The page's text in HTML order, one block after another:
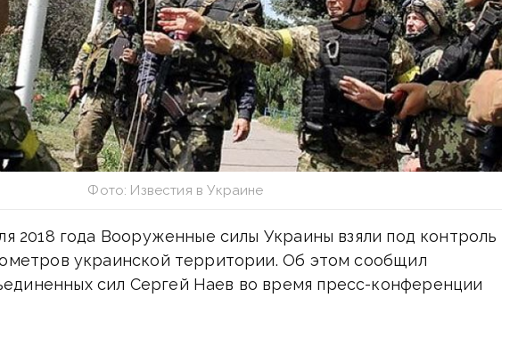
Фото: Известия в Украине
2018 года Вооруженные силы Украины взяли под контроль
украинской территории. Об этом сообщил
сил Сергей Наев во время пресс-конференции